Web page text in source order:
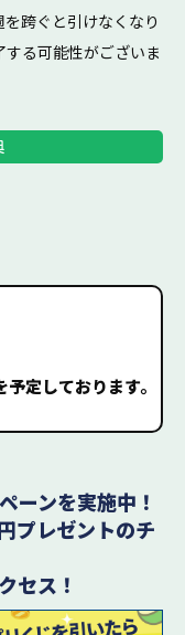
跨ぐと引けなくなり
る可能性がございま
定しております。
ーンを実施中！
プレゼントのチ
セス！